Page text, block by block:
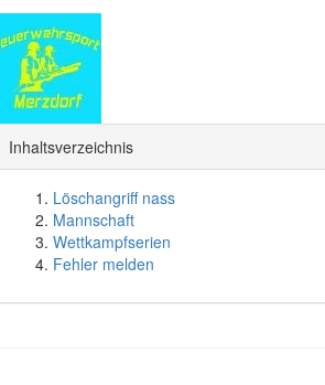
Inhaltsverzeichnis
Löschangriff nass
Mannschaft
Wettkampfserien
Fehler melden